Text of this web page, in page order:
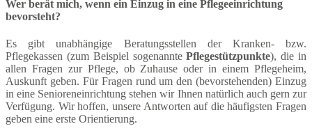
Wer berät mich, wenn ein Einzug in eine Pflegeeinrichtung
bevorsteht?
Es gibt unabhängige Beratungsstellen der Kranken- bzw.
Pflegekassen (zum Beispiel sogenanntePflegestützpunkte), die in
allen Fragen zur Pflege, ob Zuhause oder in einem Pflegeheim,
Auskunft geben. Für Fragen rund um den (bevorstehenden) Einzug
in eine Senioreneinrichtung stehen wir Ihnen natürlich auch gern zur
Verfügung. Wir hoffen, unsere Antworten auf die häufigsten Fragen
geben eine erste Orientierung.